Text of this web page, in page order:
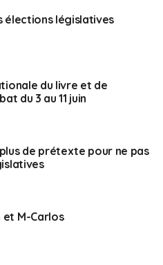
élections législatives
du livre et de
du 3 au 11 juin
de prétexte pour ne pas
et M-Carlos